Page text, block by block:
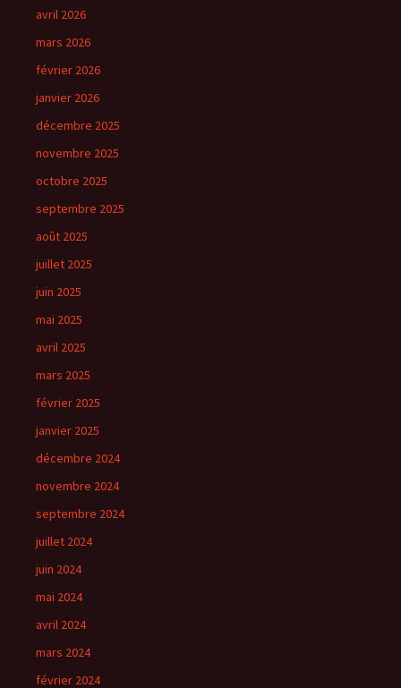
avril 2026
mars 2026
février 2026
janvier 2026
décembre 2025
novembre 2025
octobre 2025
septembre 2025
août 2025
juillet 2025
juin 2025
mai 2025
avril 2025
mars 2025
février 2025
janvier 2025
décembre 2024
novembre 2024
septembre 2024
juillet 2024
juin 2024
mai 2024
avril 2024
mars 2024
février 2024